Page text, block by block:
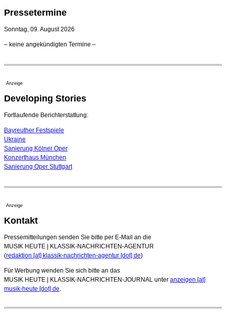
Kammerorchester Heilbronn: Chefdirigent Risto Joost
verlängert bis 2030
Ensemblemitglieder
Dirigent Nicolás Pasquet mit Würth-Preis der
Jeunesses Musicales ausgezeichnet
07. August 2026 - 13:20 Uhr
Pressetermine
Sonntag, 09. August 2026
– keine angekündigten Termine –
Anzeige
Developing Stories
Fortlaufende Berichterstattung:
Bayreuther Festspiele
Ukraine
Sanierung Kölner Oper
Konzerthaus München
Sanierung Oper Stuttgart
Anzeige
Kontakt
Pressemitteilungen senden Sie bitte per E-Mail an die
MUSIK HEUTE | KLASSIK-NACHRICHTEN-AGENTUR
(redaktion [at] klassik-nachrichten-agentur [dot] de)
Für Werbung wenden Sie sich bitte an das
MUSIK HEUTE | KLASSIK-NACHRICHTEN-JOURNAL unter anzeigen [at]
musik-heute [dot] de